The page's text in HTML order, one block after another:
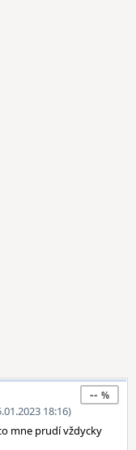
18:16)
--
mne prudí vždycky